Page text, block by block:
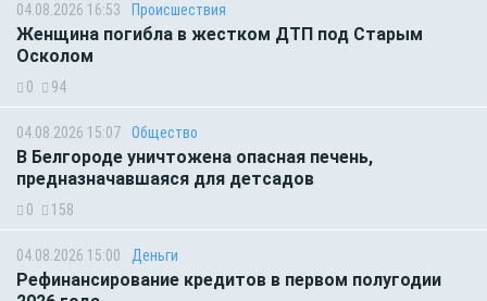
04.08.2026 16:53 Происшествия
Женщина погибла в жестком ДТП под Старым
Осколом
0 94
04.08.2026 15:07 Общество
В Белгороде уничтожена опасная печень,
предназначавшаяся для детсадов
0 158
04.08.2026 15:00 Деньги
Рефинансирование кредитов в первом полугодии